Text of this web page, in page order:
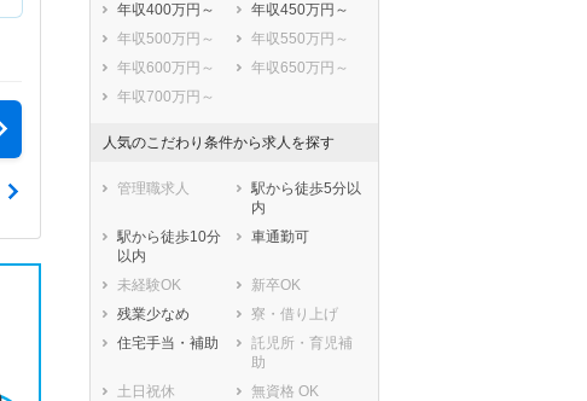
年収400万円～
年収450万円～
年収500万円～
年収550万円～
年収600万円～
年収650万円～
年収700万円～
人気のこだわり条件から求人を探す
管理職求人
駅から徒歩5分以
内
駅から徒歩10分
以内
車通勤可
未経験OK
新卒OK
残業少なめ
寮・借り上げ
住宅手当・補助
託児所・育児補
助
土日祝休
無資格 OK